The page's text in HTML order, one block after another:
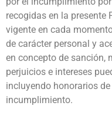
recogidas en la presente
vigente en cada
de carácter personal y
en concepto de sanción,
perjuicios e intereses
incluyendo honorarios
incumplimiento.